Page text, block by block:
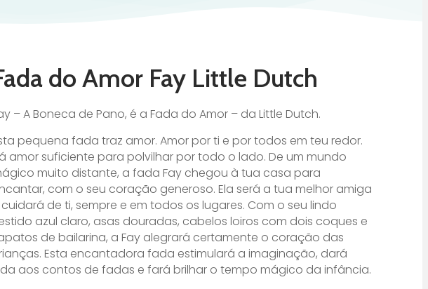
do Amor Fay Little Dutch
– A Boneca de Pano, é a Fada do Amor – da Little Dutch.
pequena fada traz amor. Amor por ti e por todos em teu redor.
amor suficiente para polvilhar por todo o lado. De um mundo
muito distante, a fada Fay chegou à tua casa para
com o seu coração generoso. Ela será a tua melhor amiga
de ti, sempre e em todos os lugares. Com o seu lindo
azul claro, asas douradas, cabelos loiros com dois coques e
de bailarina, a Fay alegrará certamente o coração das
Esta encantadora fada estimulará a imaginação, dará
aos contos de fadas e fará brilhar o tempo mágico da infância.